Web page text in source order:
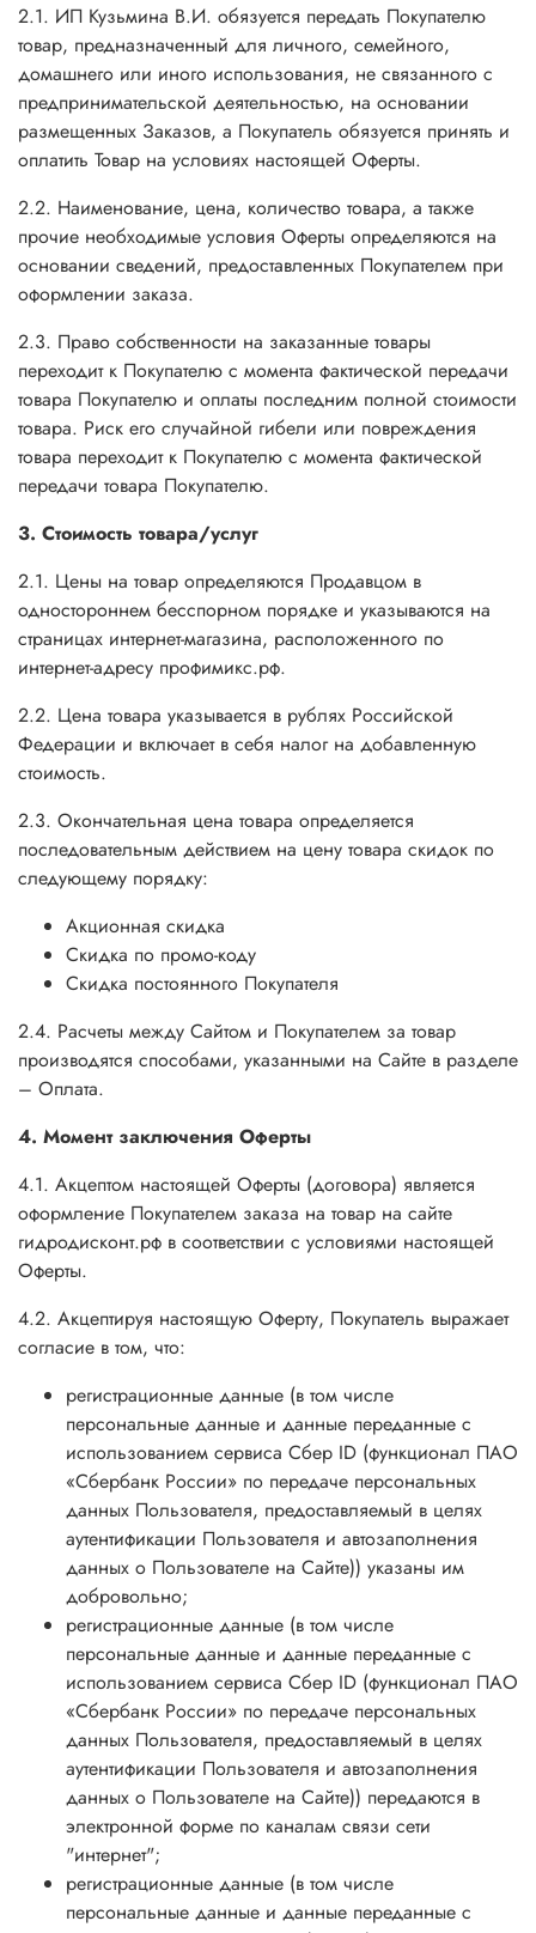
2.1. ИП Кузьмина В.И. обязуется передать Покупателю
товар, предназначенный для личного, семейного,
домашнего или иного использования, не связанного с
предпринимательской деятельностью, на основании
размещенных Заказов, а Покупатель обязуется принять и
оплатить Товар на условиях настоящей Оферты.
2.2. Наименование, цена, количество товара, а также
прочие необходимые условия Оферты определяются на
основании сведений, предоставленных Покупателем при
оформлении заказа.
2.3. Право собственности на заказанные товары
переходит к Покупателю с момента фактической передачи
товара Покупателю и оплаты последним полной стоимости
товара. Риск его случайной гибели или повреждения
товара переходит к Покупателю с момента фактической
передачи товара Покупателю.
3. Стоимость товара/услуг
2.1. Цены на товар определяются Продавцом в
одностороннем бесспорном порядке и указываются на
страницах интернет-магазина, расположенного по
интернет-адресу профимикс.рф.
2.2. Цена товара указывается в рублях Российской
Федерации и включает в себя налог на добавленную
стоимость.
2.3. Окончательная цена товара определяется
последовательным действием на цену товара скидок по
следующему порядку:
Акционная скидка
Скидка по промо-коду
Скидка постоянного Покупателя
2.4. Расчеты между Сайтом и Покупателем за товар
производятся способами, указанными на Сайте в разделе
– Оплата.
4. Момент заключения Оферты
4.1. Акцептом настоящей Оферты (договора) является
оформление Покупателем заказа на товар на сайте
гидродисконт.рф в соответствии с условиями настоящей
Оферты.
4.2. Акцептируя настоящую Оферту, Покупатель выражает
согласие в том, что:
регистрационные данные (в том числе
персональные данные и данные переданные с
использованием сервиса Сбер ID (функционал ПАО
«Сбербанк России» по передаче персональных
данных Пользователя, предоставляемый в целях
аутентификации Пользователя и автозаполнения
данных о Пользователе на Сайте)) указаны им
добровольно;
регистрационные данные (в том числе
персональные данные и данные переданные с
использованием сервиса Сбер ID (функционал ПАО
«Сбербанк России» по передаче персональных
данных Пользователя, предоставляемый в целях
аутентификации Пользователя и автозаполнения
данных о Пользователе на Сайте)) передаются в
электронной форме по каналам связи сети
"интернет";
регистрационные данные (в том числе
персональные данные и данные переданные с